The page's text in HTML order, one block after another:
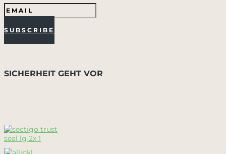
SUBSCRIBE
SICHERHEIT GEHT VOR